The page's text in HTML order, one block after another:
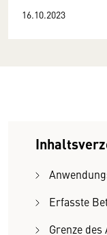
16.10.2023
Erfasste
Grenze